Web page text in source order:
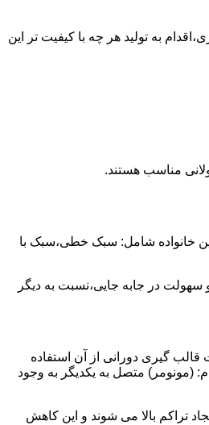
اله نوری،اقدام به تولید هر چه با کیفیت تر این
مناسب هستند.
اختیار دارد.متداول ترین گریدهای این خانواده شامل: سبک خطی،سبک با
در جابه جایی،نسبت به دیگر
بود که در صنعت قالب گیری دورانی از آن استفاده
(مونومر) متصل به یکدیگر به وجود
تراکم بالا می شوند و این کاهش